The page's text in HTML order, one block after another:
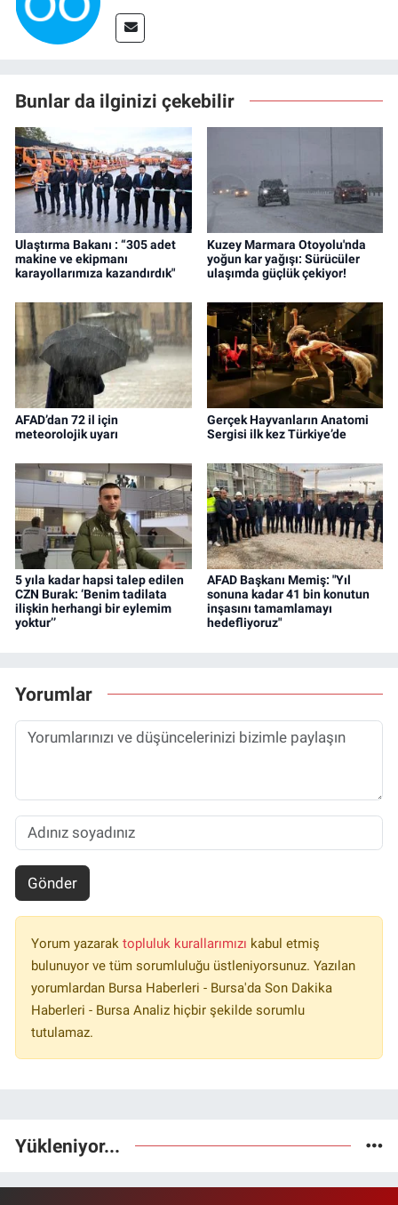
Bunlar da ilginizi çekebilir
Ulaştırma Bakanı : “305 adet
makine ve ekipmanı
karayollarımıza kazandırdık"
Kuzey Marmara Otoyolu'nda
yoğun kar yağışı: Sürücüler
ulaşımda güçlük çekiyor!
AFAD’dan 72 il için
meteorolojik uyarı
Gerçek Hayvanların Anatomi
Sergisi ilk kez Türkiye’de
5 yıla kadar hapsi talep edilen
CZN Burak: ‘Benim tadilata
ilişkin herhangi bir eylemim
yoktur’’
AFAD Başkanı Memiş: "Yıl
sonuna kadar 41 bin konutun
inşasını tamamlamayı
hedefliyoruz"
Yorumlar
Gönder
Yorum yazarak topluluk kurallarımızı kabul etmiş
bulunuyor ve tüm sorumluluğu üstleniyorsunuz. Yazılan
yorumlardan Bursa Haberleri - Bursa'da Son Dakika
Haberleri - Bursa Analiz hiçbir şekilde sorumlu
tutulamaz.
Yükleniyor...